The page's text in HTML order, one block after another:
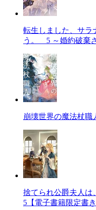
転生しました、サラ
う。 5 ～婚約破棄
崩壊世界の魔法杖職
捨てられ公爵夫人は
5【電子書籍限定書